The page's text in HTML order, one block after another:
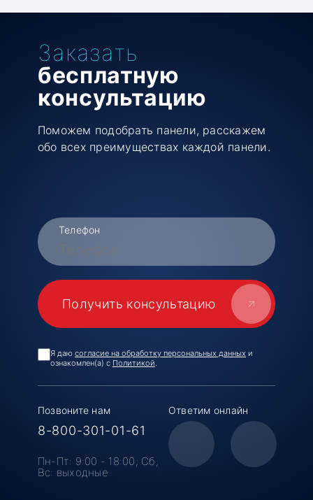
Заказать
бесплатную
консультацию
Поможем подобрать панели, расскажем
обо всех преимуществах каждой панели.
Телефон
Я даю согласие на обработку персональных данных и
ознакомлен(а) с Политикой.
Позвоните нам
8-800-301-01-61
Пн-Пт: 9:00 - 18:00; Cб,
Вс: выходные
Ответим онлайн